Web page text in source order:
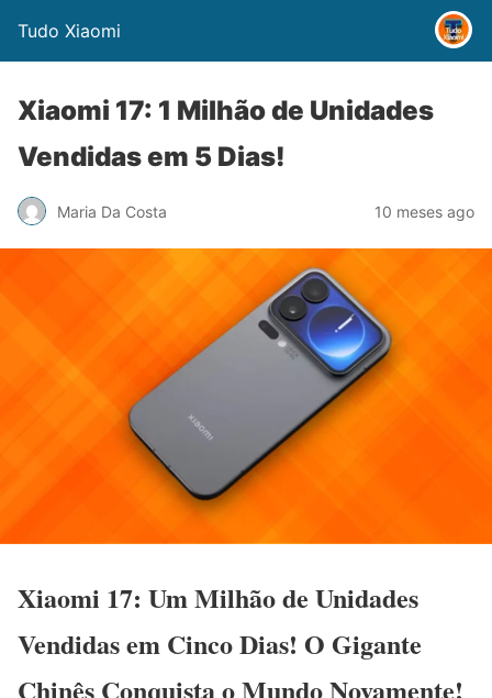
Tudo Xiaomi
Xiaomi 17: 1 Milhão de Unidades
Vendidas em 5 Dias!
Maria Da Costa 10 meses ago
Xiaomi 17: Um Milhão de Unidades
Vendidas em Cinco Dias! O Gigante
Chinês Conquista o Mundo Novamente!